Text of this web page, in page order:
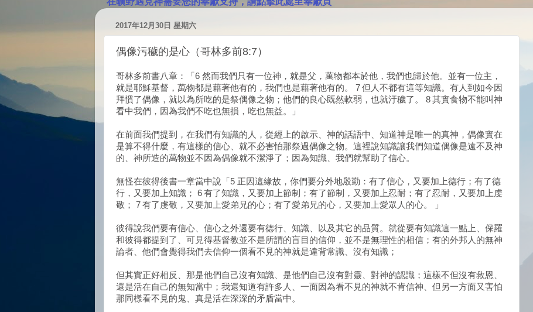
2017年12月30日 星期六
偶像污穢的是心（哥林多前8:7）
哥林多前書八章：「6 然而我們只有一位神，就是父，萬物都本於他，我們也歸於他。並有一位主，
就是耶穌基督，萬物都是藉著他有的，我們也是藉著他有的。 7 但人不都有這等知識。有人到如今因
拜慣了偶像，就以為所吃的是祭偶像之物；他們的良心既然軟弱，也就汙穢了。 8 其實食物不能叫神
看中我們，因為我們不吃也無損，吃也無益。」
在前面我們提到，在我們有知識的人，從經上的啟示、神的話語中、知道神是唯一的真神，偶像實在
是算不得什麼，有這樣的信心、就不必害怕那祭過偶像之物。這裡說知識讓我們知道偶像是遠不及神
的、神所造的萬物並不因為偶像就不潔淨了；因為知識、我們就幫助了信心。
無怪在彼得後書一章當中說「5 正因這緣故，你們要分外地殷勤：有了信心，又要加上德行；有了德
行，又要加上知識； 6 有了知識，又要加上節制；有了節制，又要加上忍耐；有了忍耐，又要加上虔
敬； 7 有了虔敬，又要加上愛弟兄的心；有了愛弟兄的心，又要加上愛眾人的心。 」
彼得說我們要有信心、信心之外還要有德行、知識、以及其它的品質。就從要有知識這一點上、保羅
和彼得都提到了、可見得基督教並不是所謂的盲目的信仰，並不是無理性的相信；有的外邦人的無神
論者、他們會覺得我們去信仰一個看不見的神就是違背常識、沒有知識；
但其實正好相反、那是他們自己沒有知識、是他們自己沒有對靈、對神的認識；這樣不但沒有救恩、
還是活在自己的無知當中；我還知道有許多人、一面因為看不見的神就不肯信神、但另一方面又害怕
那同樣看不見的鬼、真是活在深深的矛盾當中。